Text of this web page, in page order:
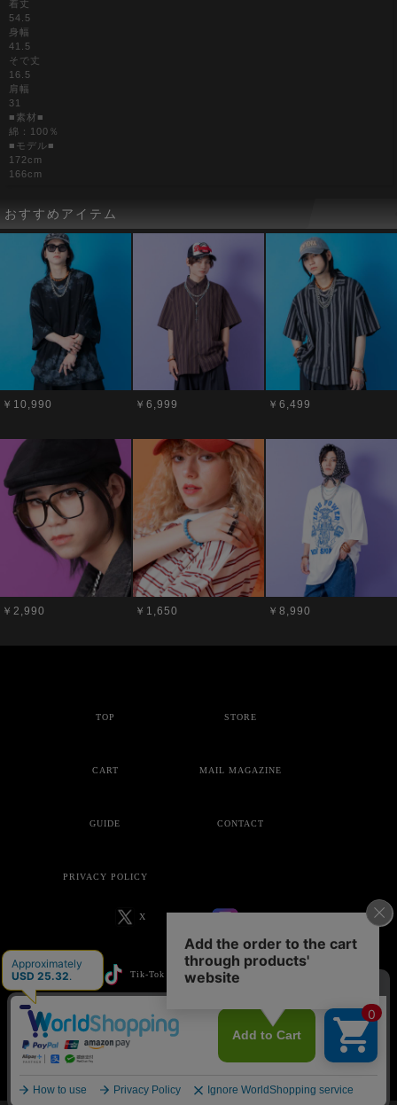
着丈
54.5
身幅
41.5
そで丈
16.5
肩幅
31
■素材■
綿：100％
■モデル■
172cm
166cm
おすすめアイテム
￥10,990 ￥6,999 ￥6,499
￥2,990 ￥1,650 ￥8,990
TOP STORE
CART MAIL MAGAZINE
GUIDE CONTACT
PRIVACY POLICY
X
Tik-Tok
Copyright © ankoROCK all rights reserved.